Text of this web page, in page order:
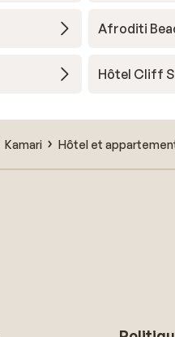
Afroditi
Hôtel Cliff
Kamari Hôtel et